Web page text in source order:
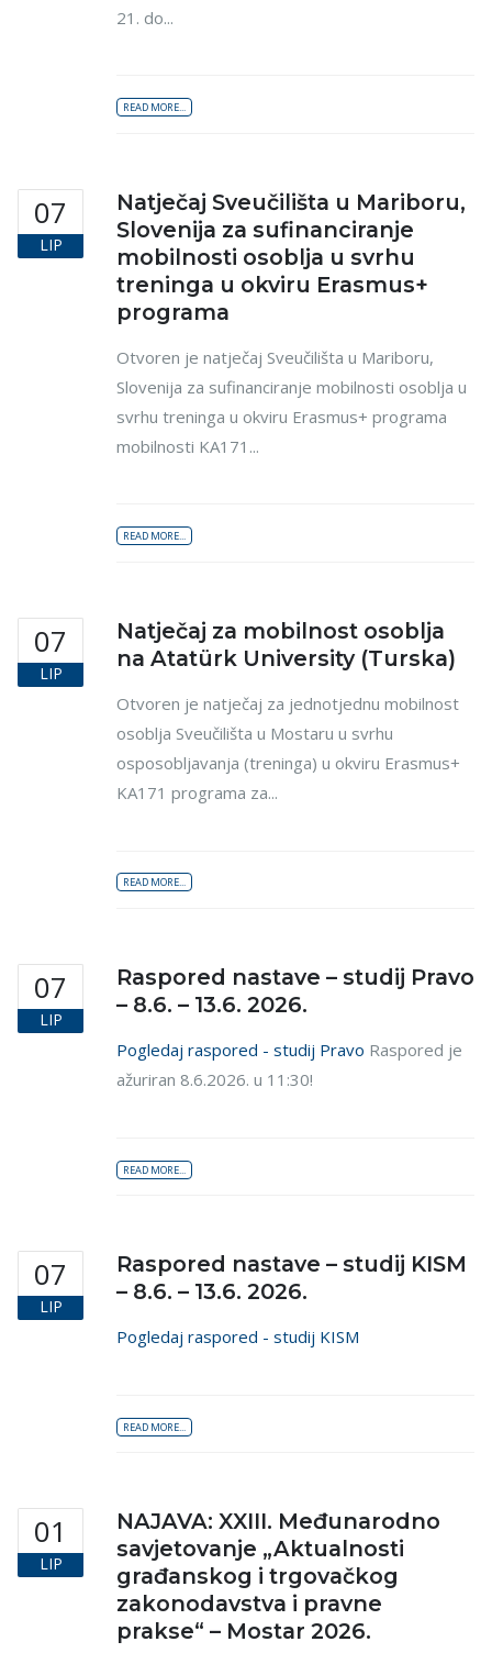
21. do...
READ MORE...
07
LIP
Natječaj Sveučilišta u Mariboru,
Slovenija za sufinanciranje
mobilnosti osoblja u svrhu
treninga u okviru Erasmus+
programa
Otvoren je natječaj Sveučilišta u Mariboru,
Slovenija za sufinanciranje mobilnosti osoblja u
svrhu treninga u okviru Erasmus+ programa
mobilnosti KA171...
READ MORE...
07
LIP
Natječaj za mobilnost osoblja
na Atatürk University (Turska)
Otvoren je natječaj za jednotjednu mobilnost
osoblja Sveučilišta u Mostaru u svrhu
osposobljavanja (treninga) u okviru Erasmus+
KA171 programa za...
READ MORE...
07
LIP
Raspored nastave – studij Pravo
– 8.6. – 13.6. 2026.
Pogledaj raspored - studij Pravo Raspored je
ažuriran 8.6.2026. u 11:30!
READ MORE...
07
LIP
Raspored nastave – studij KISM
– 8.6. – 13.6. 2026.
Pogledaj raspored - studij KISM
READ MORE...
01
LIP
NAJAVA: XXIII. Međunarodno
savjetovanje „Aktualnosti
građanskog i trgovačkog
zakonodavstva i pravne
prakse“ – Mostar 2026.